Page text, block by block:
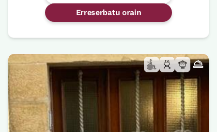
Erreserbatu orain